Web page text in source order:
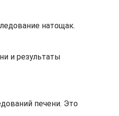
натощак.
и результаты
печени. Это